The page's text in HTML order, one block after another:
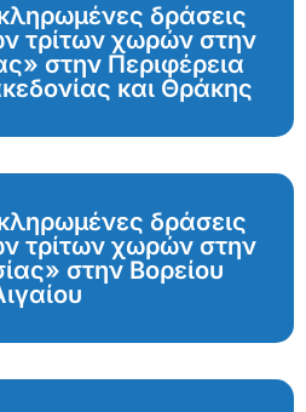
δράσεις
τρίτων χωρών στην
στην Περιφέρεια
και Θράκης
δράσεις
τρίτων χωρών στην
στην Βορείου